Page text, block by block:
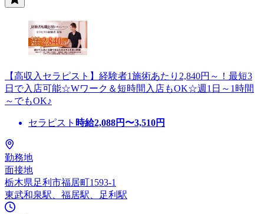
【高収入セラピスト】経験者1施術あたり2,840円～！最短3
日で入店可能☆Wワーク＆短時間入店もOK☆週1日～1時間
～でもOK♪
セラピスト 時給2,088円〜3,510円
勤務地
面接地
栃木県足利市福居町1593-1
東武和泉駅、福居駅、足利駅